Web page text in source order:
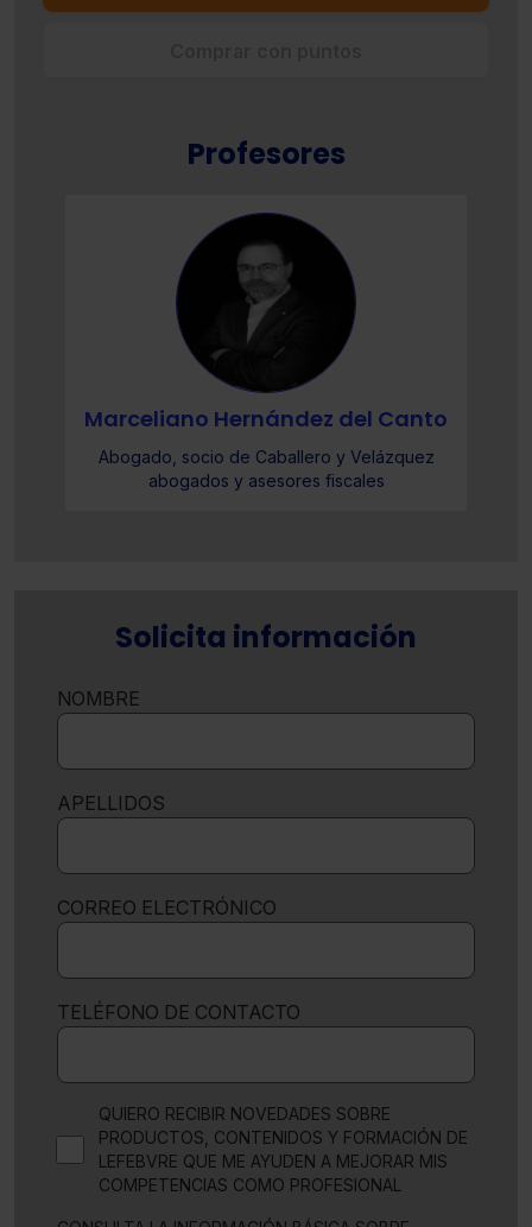
Profesores
Marceliano Hernández del Canto
Abogado, socio de Caballero y Velázquez
abogados y asesores fiscales
Solicita información
NOMBRE
APELLIDOS
CORREO ELECTRÓNICO
TELÉFONO DE CONTACTO
QUIERO RECIBIR NOVEDADES SOBRE
PRODUCTOS, CONTENIDOS Y FORMACIÓN DE
LEFEBVRE QUE ME AYUDEN A MEJORAR MIS
COMPETENCIAS COMO PROFESIONAL